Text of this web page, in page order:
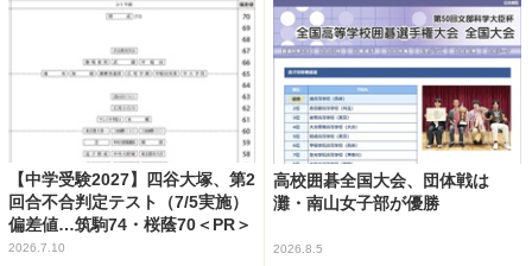
【中学受験2027】四谷大塚、第2
回合不合判定テスト（7/5実施）
偏差値…筑駒74・桜蔭70＜PR＞
2026.7.10
高校囲碁全国大会、団体戦は
灘・南山女子部が優勝
2026.8.5